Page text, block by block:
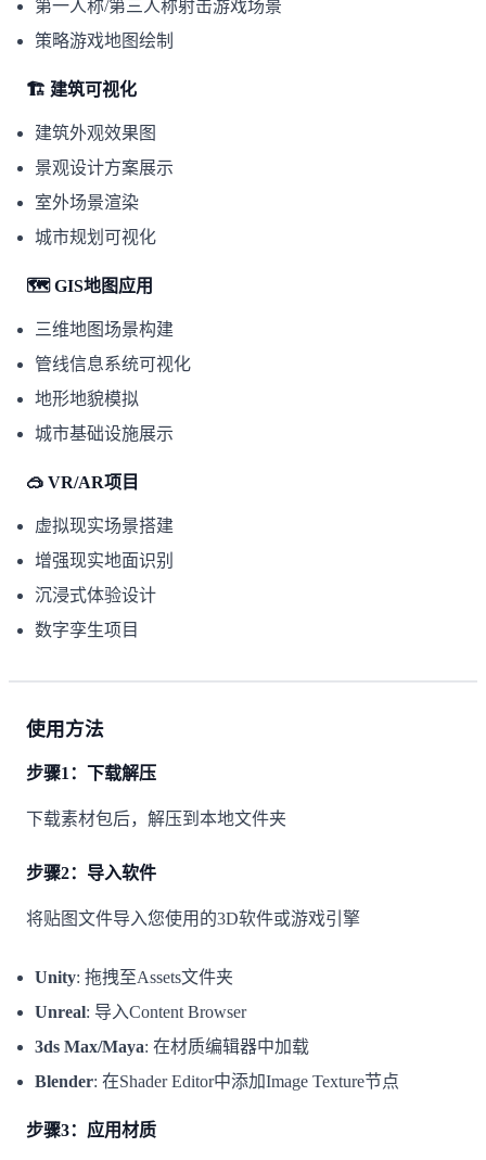
第一人称/第三人称射击游戏场景
策略游戏地图绘制
🏗️ 建筑可视化
建筑外观效果图
景观设计方案展示
室外场景渲染
城市规划可视化
🗺️ GIS地图应用
三维地图场景构建
管线信息系统可视化
地形地貌模拟
城市基础设施展示
🥽 VR/AR项目
虚拟现实场景搭建
增强现实地面识别
沉浸式体验设计
数字孪生项目
使用方法
步骤1：下载解压
下载素材包后，解压到本地文件夹
步骤2：导入软件
将贴图文件导入您使用的3D软件或游戏引擎
Unity: 拖拽至Assets文件夹
Unreal: 导入Content Browser
3ds Max/Maya: 在材质编辑器中加载
Blender: 在Shader Editor中添加Image Texture节点
步骤3：应用材质